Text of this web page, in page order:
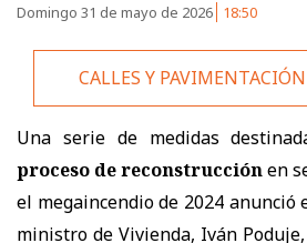
Domingo 31 de mayo de 2026 18:50
CALLES Y PAVIMENTACIÓN
Una serie de medidas
proceso de reconstrucciónen
el megaincendio de 2024 anunció
ministro de Vivienda, Iván